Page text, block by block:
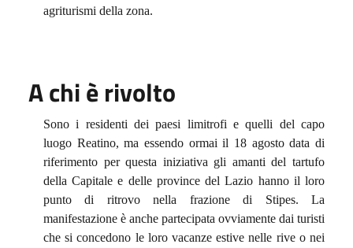
agriturismi della zona.
A chi è rivolto
Sono i residenti dei paesi limitrofi e quelli del capo
luogo Reatino, ma essendo ormai il 18 agosto data di
riferimento per questa iniziativa gli amanti del tartufo
della Capitale e delle province del Lazio hanno il loro
punto di ritrovo nella frazione di Stipes. La
manifestazione è anche partecipata ovviamente dai turisti
che si concedono le loro vacanze estive nelle rive o nei